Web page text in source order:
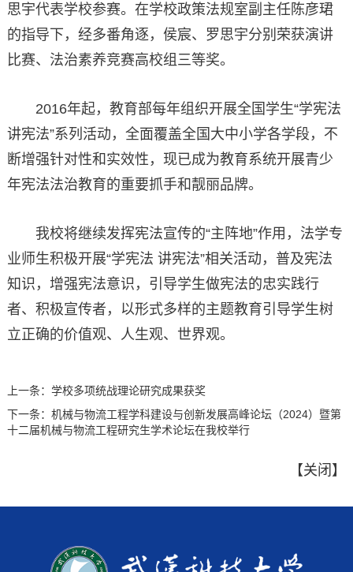
思宇代表学校参赛。在学校政策法规室副主任陈彦珺
的指导下，经多番角逐，侯宸、罗思宇分别荣获演讲
比赛、法治素养竞赛高校组三等奖。
2016年起，教育部每年组织开展全国学生“学宪法
讲宪法”系列活动，全面覆盖全国大中小学各学段，不
断增强针对性和实效性，现已成为教育系统开展青少
年宪法法治教育的重要抓手和靓丽品牌。
我校将继续发挥宪法宣传的“主阵地”作用，法学专
业师生积极开展“学宪法 讲宪法”相关活动，普及宪法
知识，增强宪法意识，引导学生做宪法的忠实践行
者、积极宣传者，以形式多样的主题教育引导学生树
立正确的价值观、人生观、世界观。
上一条： 学校多项统战理论研究成果获奖
下一条： 机械与物流工程学科建设与创新发展高峰论坛（2024）暨第
十二届机械与物流工程研究生学术论坛在我校举行
【关闭 】